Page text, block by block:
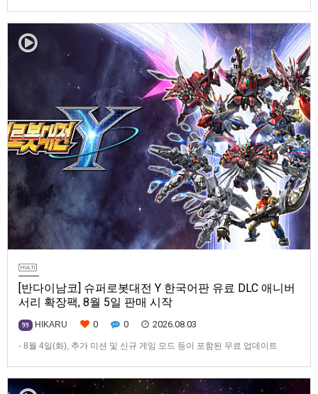
문 판매를 8월 5일(수)부터 시작한다고 발표했다.‘ELDEN RING 빛바랜 자
에디션’에는 ‘ELDEN R…
[반다이남코] 슈퍼로봇대전 Y 한국어판 유료 DLC 애니버
서리 확장팩, 8월 5일 판매 시작
99 HIKARU 0 0 2026.08.03
- 8월 4일(화), 추가 미션 및 신규 게임 모드 등이 포함된 무료 업데이트
Switch™, Steam®용 ‘슈퍼로봇대전 Y’(한국어판)의 유료 DLC ‘애니버서리